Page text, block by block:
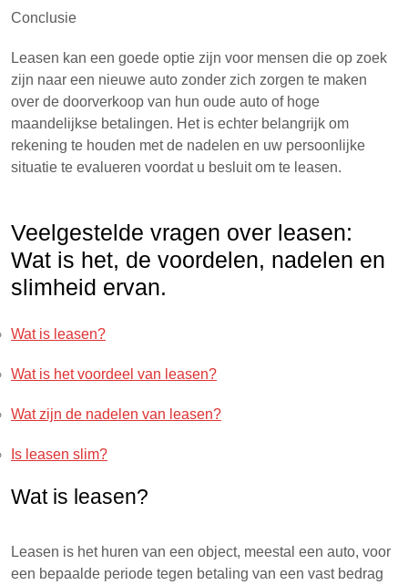
Conclusie
Leasen kan een goede optie zijn voor mensen die op zoek
zijn naar een nieuwe auto zonder zich zorgen te maken
over de doorverkoop van hun oude auto of hoge
maandelijkse betalingen. Het is echter belangrijk om
rekening te houden met de nadelen en uw persoonlijke
situatie te evalueren voordat u besluit om te leasen.
Veelgestelde vragen over leasen:
Wat is het, de voordelen, nadelen en
slimheid ervan.
Wat is leasen?
Wat is het voordeel van leasen?
Wat zijn de nadelen van leasen?
Is leasen slim?
Wat is leasen?
Leasen is het huren van een object, meestal een auto, voor
een bepaalde periode tegen betaling van een vast bedrag